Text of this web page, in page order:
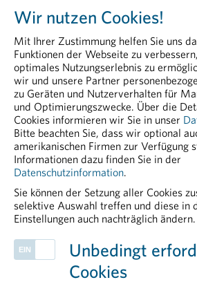
Head of Communications & PR
+43 664 8860 5264
peter.richter@pharmig.at
20251103 Sicherheit Für Patient
Arzneimittel Durch Richtige
PDF - 113,55 KB
PHARMIG-
Positionen der pharmazeutischen
Foundations of Drug
Wir nutzen Cookies!
Mit Ihrer Zustimmung helfen Sie uns
Funktionen der Webseite zu
optimales Nutzungserlebnis zu
wir und unsere Partner
zu Geräten und Nutzerverhalten für
und Optimierungszwecke. Über die
Cookies informieren wir Sie in unser
Bitte beachten Sie, dass wir optional
amerikanischen Firmen zur Verfügung
Informationen dazu finden Sie in der
Datenschutzinformation.
Sie können der Setzung aller Cookies
selektive Auswahl treffen und diese in
Einstellungen auch nachträglich ändern.
Unbedingt
Cookies